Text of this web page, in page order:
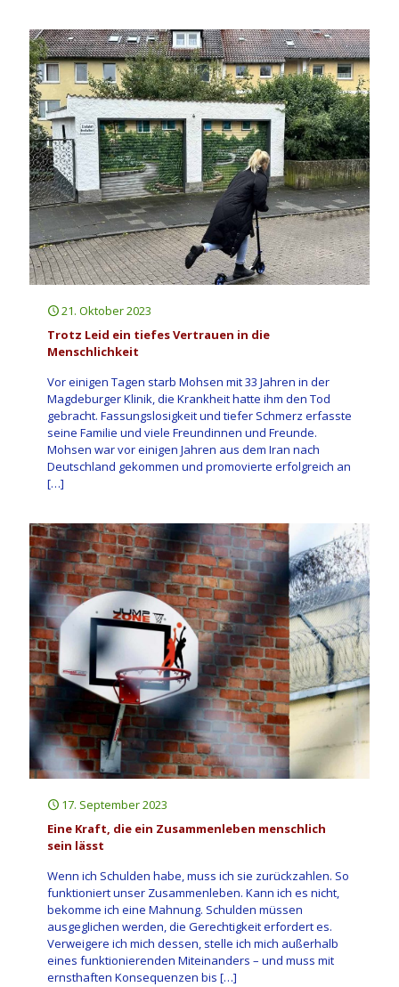
21. Oktober 2023
Trotz Leid ein tiefes Vertrauen in die
Menschlichkeit
Vor einigen Tagen starb Mohsen mit 33 Jahren in der
Magdeburger Klinik, die Krankheit hatte ihm den Tod
gebracht. Fassungslosigkeit und tiefer Schmerz erfasste
seine Familie und viele Freundinnen und Freunde.
Mohsen war vor einigen Jahren aus dem Iran nach
Deutschland gekommen und promovierte erfolgreich an
[…]
17. September 2023
Eine Kraft, die ein Zusammenleben menschlich
sein lässt
Wenn ich Schulden habe, muss ich sie zurückzahlen. So
funktioniert unser Zusammenleben. Kann ich es nicht,
bekomme ich eine Mahnung. Schulden müssen
ausgeglichen werden, die Gerechtigkeit erfordert es.
Verweigere ich mich dessen, stelle ich mich außerhalb
eines funktionierenden Miteinanders – und muss mit
ernsthaften Konsequenzen bis […]